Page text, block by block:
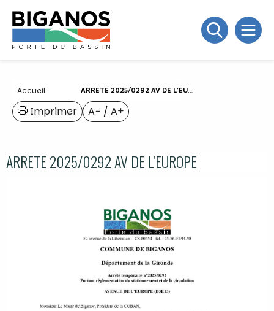
Accueil ARRETE 2025/0292 AV DE L’EUROPE
A− / A+
Imprimer
ARRETE 2025/0292 AV DE L’EUROPE